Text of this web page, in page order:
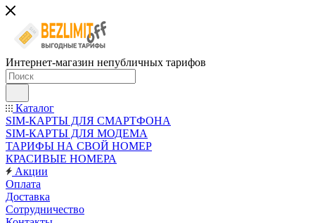
Интернет-магазин непубличных тарифов
Каталог
SIM-КАРТЫ ДЛЯ СМАРТФОНА
SIM-КАРТЫ ДЛЯ МОДЕМА
ТАРИФЫ НА СВОЙ НОМЕР
КРАСИВЫЕ НОМЕРА
Акции
Оплата
Доставка
Сотрудничество